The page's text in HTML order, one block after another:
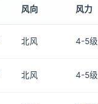
风向 风力
北风 4-5级
北风 4-5级